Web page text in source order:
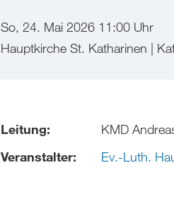
So, 24. Mai 2026 11:00 Uhr
Hauptkirche St. Katharinen |
Leitung:
KMD
Veranstalter:
Ev.-Luth.